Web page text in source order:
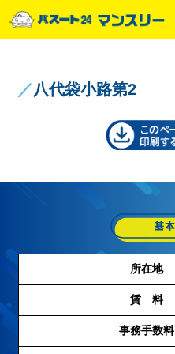
／八代袋小路第2
所在地
賃 料
事務手数料